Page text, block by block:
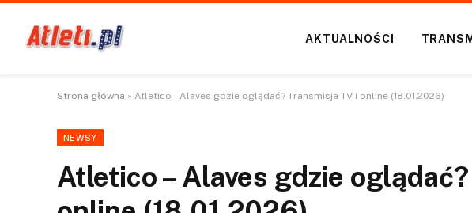
AKTUALNOŚCI
Strona główna » Atletico – Alaves gdzie oglądać? Transmisja TV i online (18.01.2026)
NEWSY
Atletico – Alaves gdzie